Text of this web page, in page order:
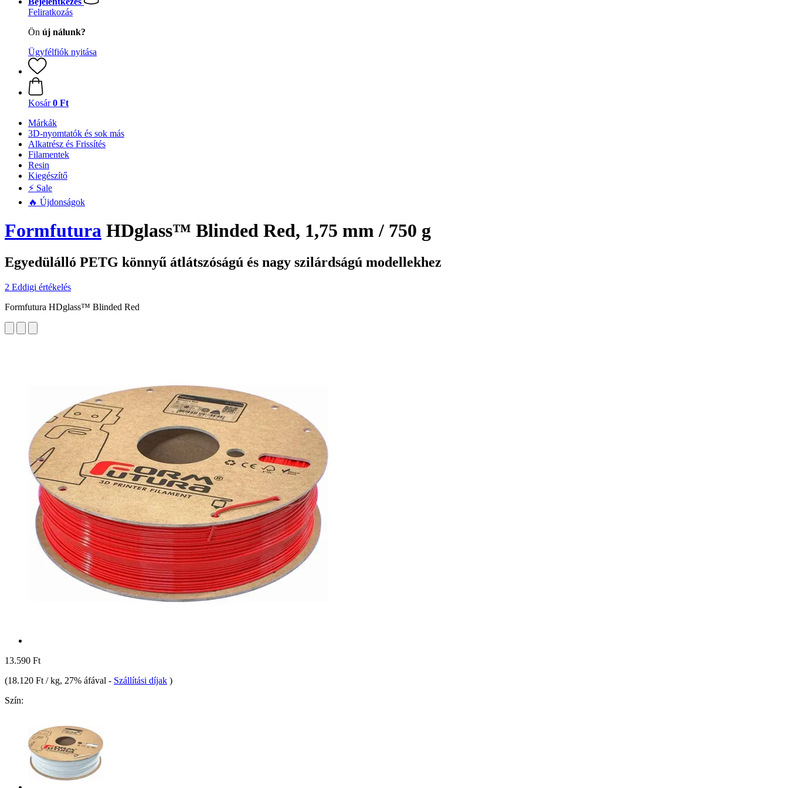
Feliratkozás
Ön új nálunk?
Ügyfélfiók nyitása
Kosár 0 Ft
Márkák
3D-nyomtatók és sok más
Alkatrész és Frissítés
Filamentek
Resin
Kiegészítő
⚡ Sale
🔥 Újdonságok
Formfutura HDglass™ Blinded Red, 1,75 mm / 750 g
Egyedülálló PETG könnyű átlátszóságú és nagy szilárdságú modellekhez
2 Eddigi értékelés
Formfutura HDglass™ Blinded Red
13.590 Ft
(18.120 Ft / kg, 27% áfával - Szállítási díjak )
Szín: